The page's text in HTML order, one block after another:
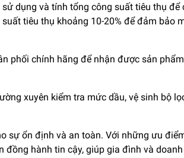
dụng và tính tổng công suất tiêu thụ để
tiêu thụ khoảng 10-20% để đảm bảo
phối chính hãng để nhận được sản
xuyên kiểm tra mức dầu, vệ sinh bộ
sự ổn định và an toàn. Với những ưu
đồng hành tin cậy, giúp gia đình và doanh